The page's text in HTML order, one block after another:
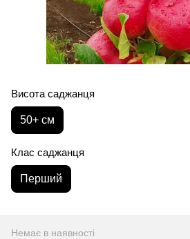
Висота саджанця
50+ см
Клас саджанця
Перший
Немає в наявності